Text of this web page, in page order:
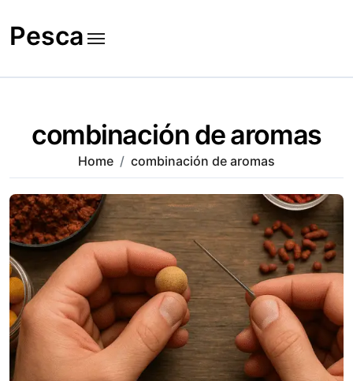
to
content
Pesca
combinación de aromas
Home combinación de aromas